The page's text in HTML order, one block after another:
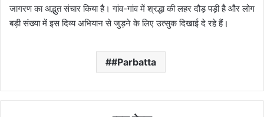
जागरण का अद्भुत संचार किया है। गांव-गांव में श्रद्धा की लहर दौड़ पड़ी है और लोग
बड़ी संख्या में इस दिव्य अभियान से जुड़ने के लिए उत्सुक दिखाई दे रहे हैं।
#Parbatta